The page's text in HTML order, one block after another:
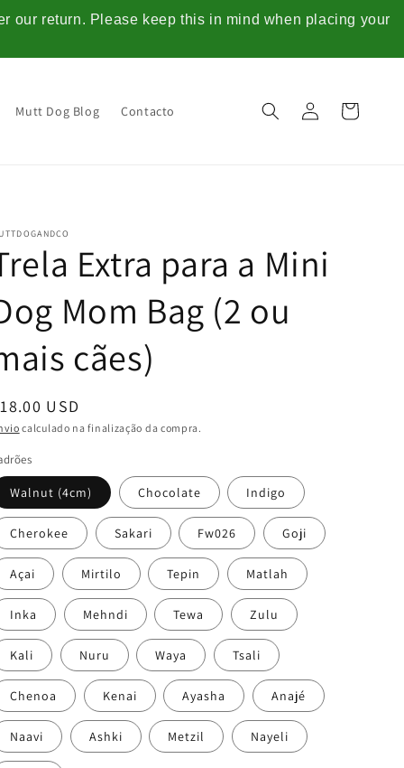
our return. Please keep this in mind when placing your
Mutt Dog Blog Contacto
sessão
Carrinho
Extra para a Mini
Mom Bag (2 ou
cães)
USD
calculado na finalização da compra.
Walnut (4cm) Chocolate Indigo
Cherokee Sakari Fw026 Goji
Açai Mirtilo Tepin Matlah
Inka Mehndi Tewa Zulu
Kali Nuru Waya Tsali
Chenoa Kenai Ayasha Anajé
Naavi Ashki Metzil Nayeli